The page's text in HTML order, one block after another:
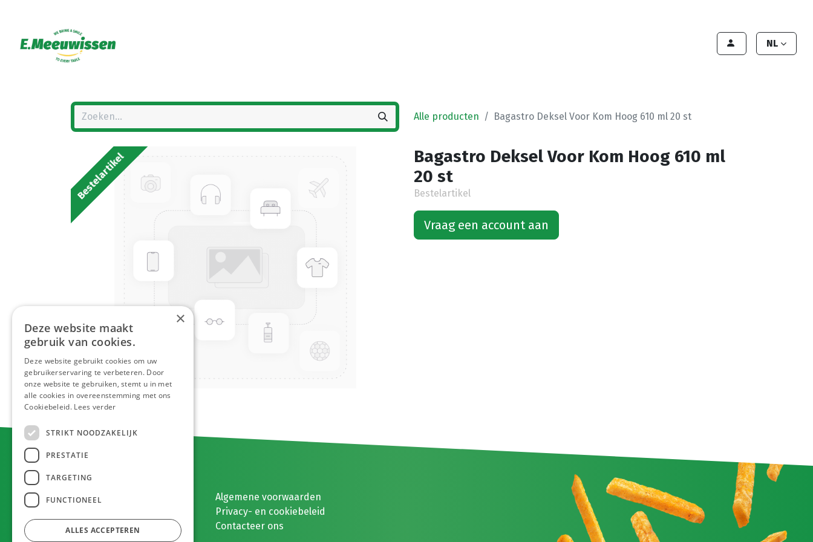
NL
Alle producten Bagastro Deksel Voor Kom Hoog 610 ml 20 st
Bestelartikel
Bagastro Deksel Voor Kom Hoog 610 ml
20 st
Bestelartikel
Vraag een account aan
E. MEEUWISSEN BV
Gaston Eyskenslaan 2
3900 Pelt, België
Algemene voorwaarden
Privacy- en cookiebeleid
Contacteer ons
×
Deze website maakt
gebruik van cookies.
Deze website gebruikt cookies om uw
gebruikerservaring te verbeteren. Door
onze website te gebruiken, stemt u in met
alle cookies in overeenstemming met ons
Cookiebeleid. Lees verder
STRIKT NOODZAKELIJK
PRESTATIE
TARGETING
FUNCTIONEEL
ALLES ACCEPTEREN